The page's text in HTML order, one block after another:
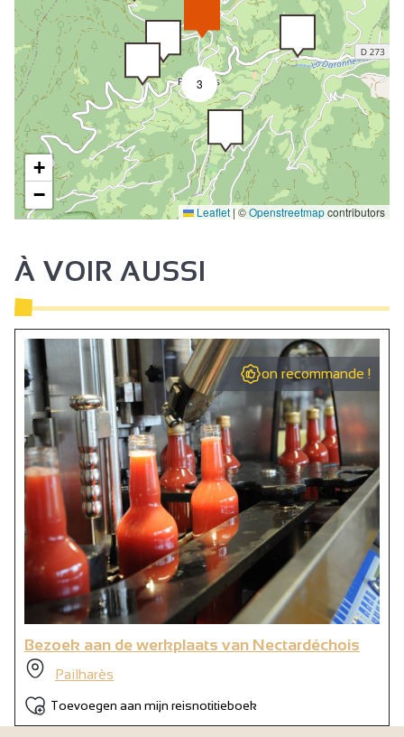
3
+
−
Leaflet|©Openstreetmapcontributors
À VOIR AUSSI
on recommande !
Bezoek aan de werkplaats van Nectardéchois
Pailharès
Toevoegen aan mijn reisnotitieboek